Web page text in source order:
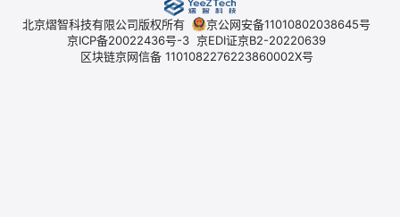
北京熠智科技有限公司版权所有
京公网安备11010802038645号
京ICP备20022436号-3 京EDI证京B2-20220639
区块链京网信备 1101082276223860002X号